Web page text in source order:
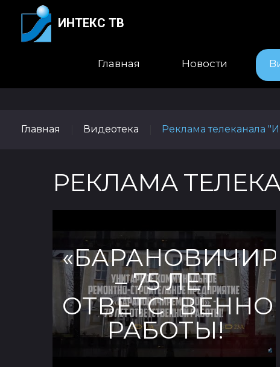
ИНТЕКС ТВ
Главная Новости
Главная Видеотека Реклама телеканала
РЕКЛАМА
– 75 ЛЕТ
РАБОТЫ!